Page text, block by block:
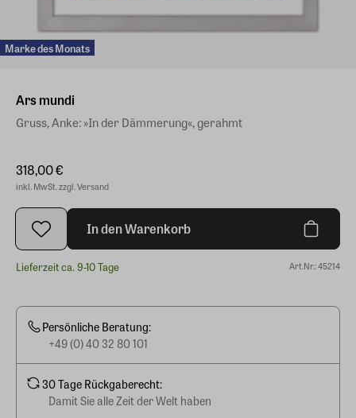
Marke des Monats
Ars mundi
Gruss, Anke: »In der Dämmerung«, gerahmt
318,00 €
inkl. MwSt. zzgl. Versand
In den Warenkorb
Lieferzeit ca. 9-10 Tage Art.Nr.: 45214
Persönliche Beratung:
+49 (0) 40 32 80 101
30 Tage Rückgaberecht:
Damit Sie alle Zeit der Welt haben